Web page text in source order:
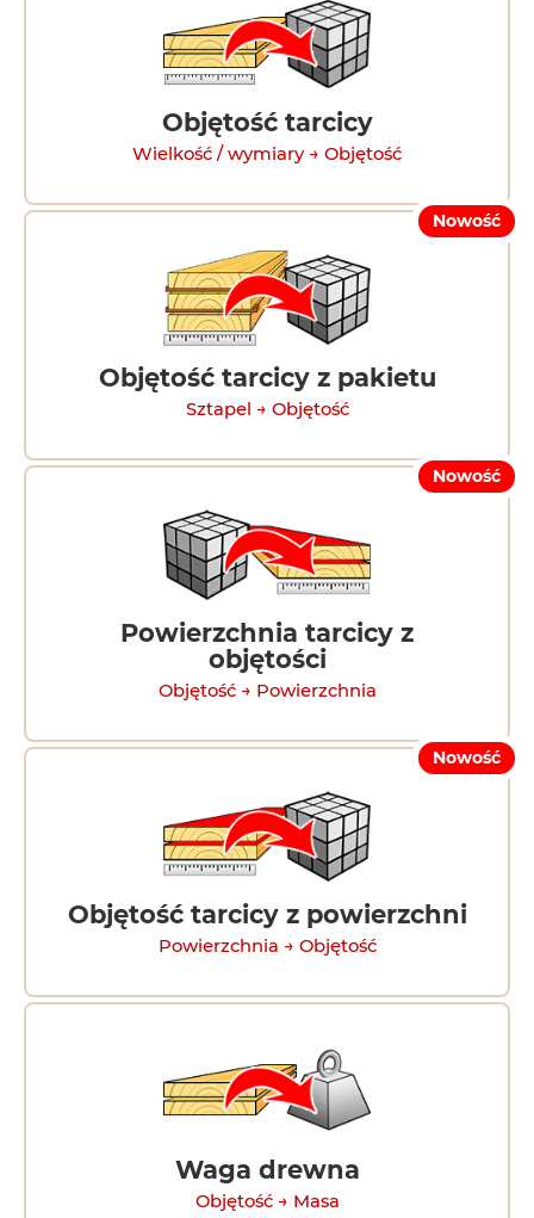
Objętość tarcicy
Wielkość / wymiary → Objętość
Nowość
Objętość tarcicy z pakietu
Sztapel → Objętość
Nowość
Powierzchnia tarcicy z
objętości
Objętość → Powierzchnia
Nowość
Objętość tarcicy z powierzchni
Powierzchnia → Objętość
Waga drewna
Objętość → Masa